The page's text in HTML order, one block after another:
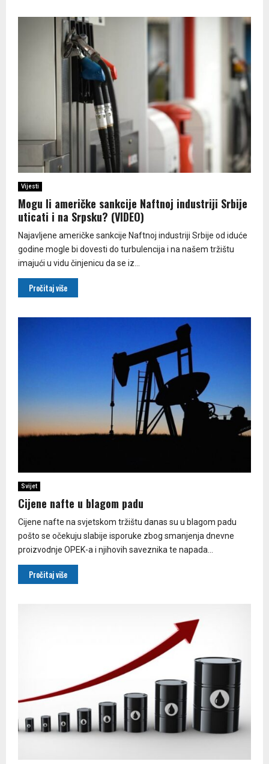
Vijesti
Mogu li američke sankcije Naftnoj industriji Srbije
uticati i na Srpsku? (VIDEO)
Najavljene američke sankcije Naftnoj industriji Srbije od iduće
godine mogle bi dovesti do turbulencija i na našem tržištu
imajući u vidu činjenicu da se iz...
Pročitaj više
Svijet
Cijene nafte u blagom padu
Cijene nafte na svjetskom tržištu danas su u blagom padu
pošto se očekuju slabije isporuke zbog smanjenja dnevne
proizvodnje OPEK-a i njihovih saveznika te napada...
Pročitaj više